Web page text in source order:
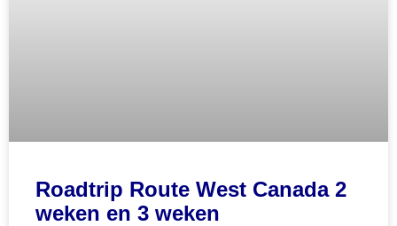
Roadtrip Route West Canada 2
weken en 3 weken